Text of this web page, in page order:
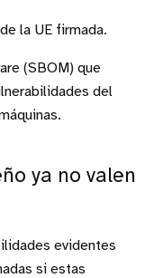
la UE firmada.
(SBOM) que
del
ya no valen
evidentes
si estas